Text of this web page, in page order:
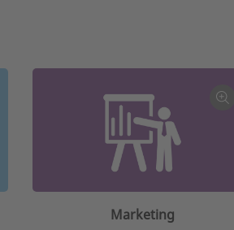
Marketing